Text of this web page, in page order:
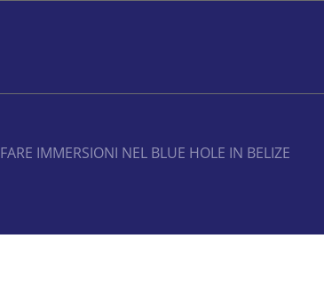
FARE IMMERSIONI NEL BLUE HOLE IN BELIZE